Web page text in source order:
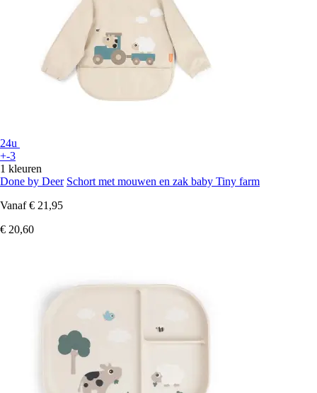
24u
+-3
1 kleuren
Done by Deer Schort met mouwen en zak baby Tiny farm
Vanaf € 21,95
€ 20,60